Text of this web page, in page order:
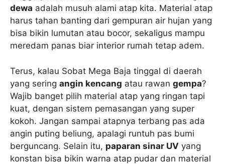
dewa adalah musuh alami atap kita. Material atap
harus tahan banting dari gempuran air hujan yang
bisa bikin lumutan atau bocor, sekaligus mampu
meredam panas biar interior rumah tetap adem.
Terus, kalau Sobat Mega Baja tinggal di daerah
yang sering angin kencang atau rawan gempa?
Wajib banget pilih material atap yang ringan tapi
kuat, dengan sistem pemasangan yang super
kokoh. Jangan sampai atapnya terbang pas ada
angin puting beliung, apalagi runtuh pas bumi
berguncang. Selain itu, paparan sinar UV yang
konstan bisa bikin warna atap pudar dan material